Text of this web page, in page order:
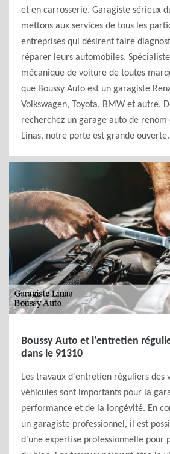
et en carrosserie. Garagiste sérieux
mettons aux services de tous les
entreprises qui désirent faire
réparer leurs automobiles.
mécanique de voiture de toutes
que Boussy Auto est un garagiste
Volkswagen, Toyota, BMW et autre.
recherchez un garage auto de
Linas, notre porte est grande ouverte.
Boussy Auto et l'entretien
dans le 91310
Les travaux d'entretien réguliers des
véhicules sont importants pour la
performance et de la longévité. En
un garagiste professionnel, il est
d'une expertise professionnelle pour